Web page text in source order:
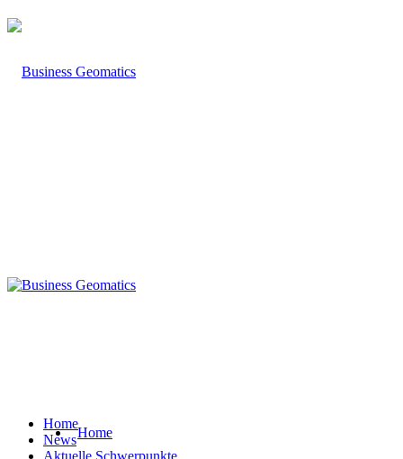
Home
Home
News
Aktuelle Schwerpunkte